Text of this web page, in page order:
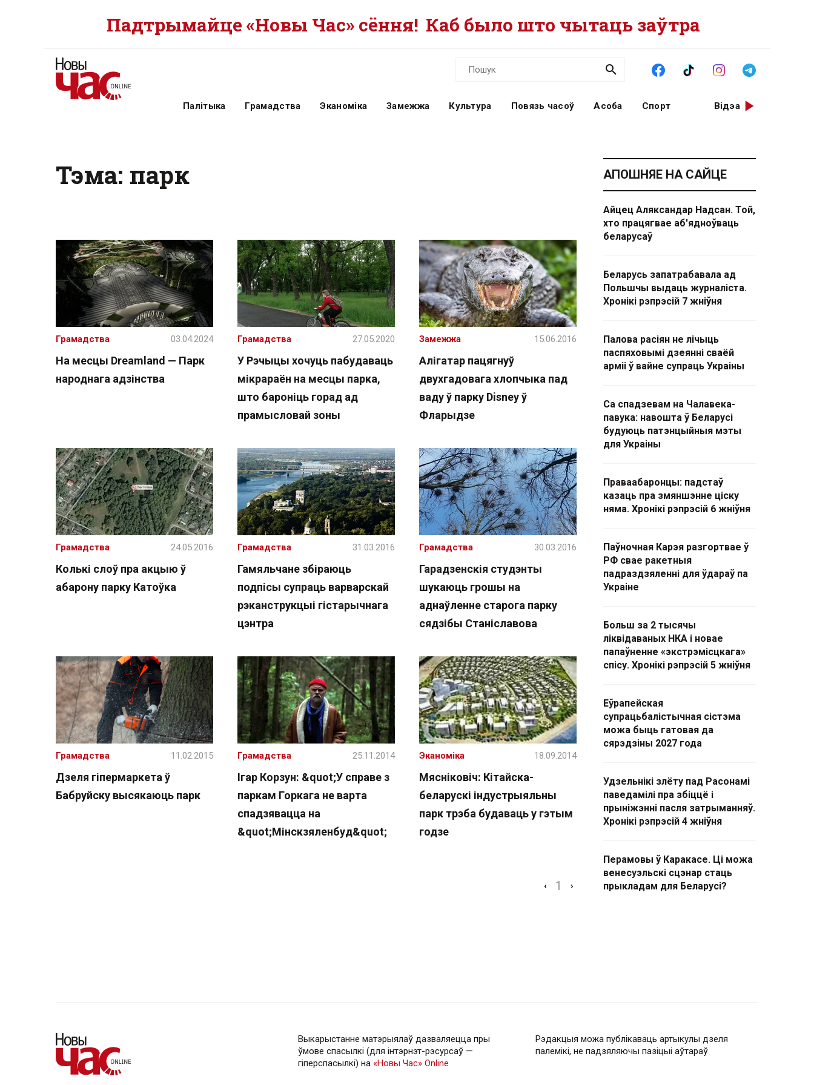
Падтрымайце «Новы Час» сёння! Каб было што чытаць заўтра
Палітыка Грамадства Эканоміка Замежжа Культура Повязь часоў Асоба Спорт Відэа
Тэма: парк
На месцы Dreamland — Парк
народнага адзінства
Грамадства 03.04.2024
У Рэчыцы хочуць пабудаваць
мікрараён на месцы парка,
што бароніць горад ад
прамысловай зоны
Грамадства 27.05.2020
Алігатар пацягнуў
двухгадовага хлопчыка пад
ваду ў парку Disney ў
Фларыдзе
Замежжа 15.06.2016
Колькі слоў пра акцыю ў
абарону парку Катоўка
Грамадства 24.05.2016
Гамяльчане збіраюць
подпісы супраць варварскай
рэканструкцыі гістарычнага
цэнтра
Грамадства 31.03.2016
Гарадзенскія студэнты
шукаюць грошы на
аднаўленне старога парку
сядзібы Станіславова
Грамадства 30.03.2016
Дзеля гіпермаркета ў
Бабруйску высякаюць парк
Грамадства 11.02.2015
Ігар Корзун: &quot;У справе з
паркам Горкага не варта
спадзявацца на
&quot;Мінскзяленбуд&quot;
Грамадства 25.11.2014
Мясніковіч: Кітайска-
беларускі індустрыяльны
парк трэба будаваць у гэтым
годзе
Эканоміка 18.09.2014
‹ 1 ›
АПОШНЯЕ НА САЙЦЕ
Айцец Аляксандар Надсан. Той,
хто працягвае аб'ядноўваць
беларусаў
Беларусь запатрабавала ад
Польшчы выдаць журналіста.
Хронікі рэпрэсій 7 жніўня
Палова расіян не лічыць
паспяховымі дзеянні сваёй
арміі ў вайне супраць Украіны
Са спадзевам на Чалавека-
павука: навошта ў Беларусі
будуюць патэнцыйныя мэты
для Украіны
Праваабаронцы: падстаў
казаць пра змяншэнне ціску
няма. Хронікі рэпрэсій 6 жніўня
Паўночная Карэя разгортвае ў
РФ свае ракетныя
падраздзяленні для ўдараў па
Украіне
Больш за 2 тысячы
ліквідаваных НКА і новае
папаўненне «экстрэмісцкага»
спісу. Хронікі рэпрэсій 5 жніўня
Еўрапейская
супрацьбалістычная сістэма
можа быць гатовая да
сярэдзіны 2027 года
Удзельнікі злёту пад Расонамі
паведамілі пра збіццё і
прыніжэнні пасля затрыманняў.
Хронікі рэпрэсій 4 жніўня
Перамовы ў Каракасе. Ці можа
венесуэльскі сцэнар стаць
прыкладам для Беларусі?
Выкарыстанне матэрыялаў дазваляецца пры
ўмове спасылкі (для інтэрнэт-рэсурсаў —
гiперспасылкi) на «Новы Час» Online
Рэдакцыя можа публікаваць артыкулы дзеля
палемікі, не падзяляючы пазіцыі аўтараў